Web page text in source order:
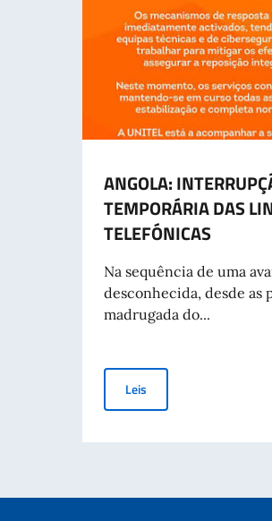
ANGOLA:
TEMPORÁRIA DAS
TELEFÓNICAS
Na sequência de uma
desconhecida, desde as
madrugada do...
Leis ANGOLA: